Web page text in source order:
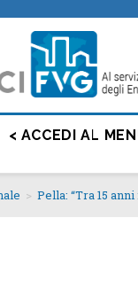
< ACCEDI AL
> Pella: “Tra 15